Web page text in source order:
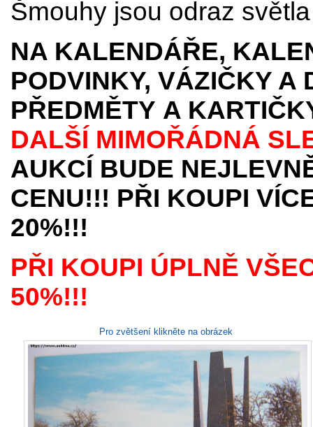
Šmouhy jsou odraz
NA KALENDÁŘE,
PODVINKY, VÁZIČKY A
PŘEDMĚTY A
DALŠÍ MIMOŘÁDNÁ
AUKCÍ BUDE
CENU!!! PŘI KOUPI
20%!!!
PŘI KOUPI ÚPLNĚ
50%!!!
Pro zvětšení klikněte na obrázek